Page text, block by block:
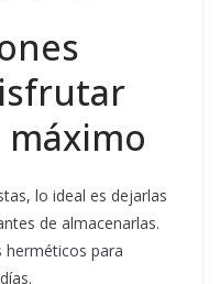
lo ideal es dejarlas
de almacenarlas.
herméticos para